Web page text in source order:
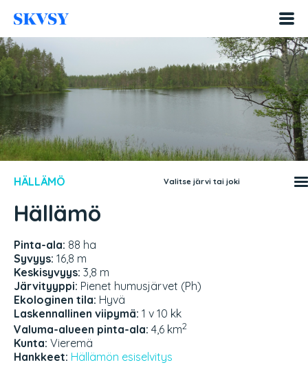
sisältöön
HÄLLÄMÖ Valitse järvi tai joki
Hällämö
Pinta-ala: 88 ha
Syvyys: 16,8 m
Keskisyvyys: 3,8 m
Järvityyppi: Pienet humusjärvet (Ph)
Ekologinen tila: Hyvä
Laskennallinen viipymä: 1 v 10 kk
Valuma-alueen pinta-ala: 4,6 km2
Kunta: Vieremä
Hankkeet: Hällämön esiselvitys